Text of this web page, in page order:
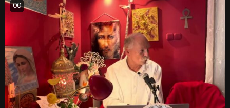
00